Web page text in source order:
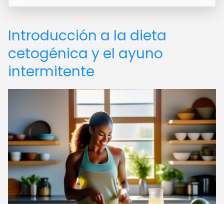
Introducción a la dieta
cetogénica y el ayuno
intermitente